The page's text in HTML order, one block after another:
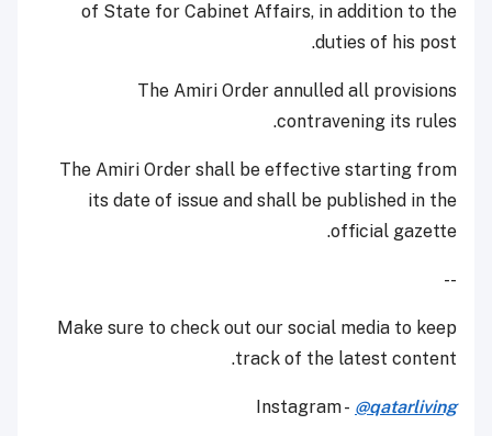
of State for Cabinet Affairs, in addition to the
duties of his post.
The Amiri Order annulled all provisions
contravening its rules.
The Amiri Order shall be effective starting from
its date of issue and shall be published in the
official gazette.
--
Make sure to check out our social media to keep
track of the latest content.
Instagram - @qatarliving